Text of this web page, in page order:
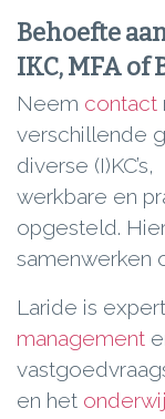
Behoefte
IKC, MFA of
Neem contact
verschillende
diverse
werkbare en
opgesteld.
samenwerken
Laride is
management
en het